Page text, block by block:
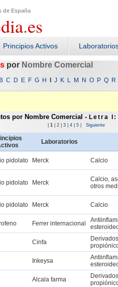
de España
.es
Principios Activos
por Nombre Comercial
B C D E F G H J K L M N O P Q R
por Nombre Comercial - Letra I:
1 2 3 4 5 Siguiente
Laboratorios
pidolato Merck Calcio
pidolato Merck
Calcio,
otros
pidolato Merck Calcio
Ferrer internacional
Cinfa
Inkeysa
Alcala farma